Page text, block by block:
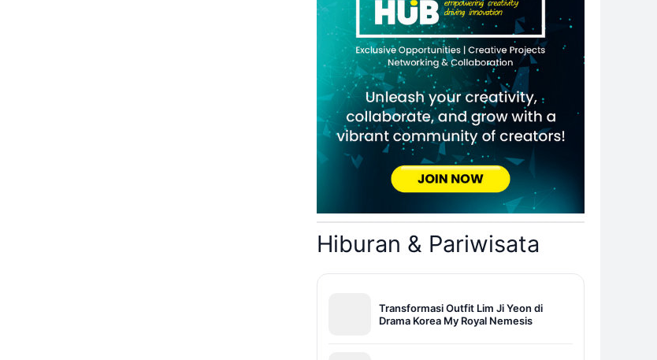
Hiburan & Pariwisata
Transformasi Outfit Lim Ji Yeon di
Drama Korea My Royal Nemesis